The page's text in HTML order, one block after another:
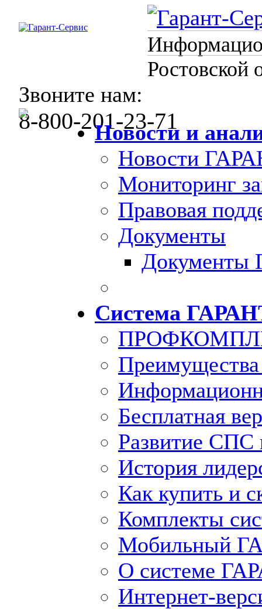
Ростовской
Звоните нам:
8-800-201-23-71
Новости и
Новости
Мониторинг
Правовая
Документы
Документы
Система
Бесплатная
Развитие СПС
История
Как купить и
Комплекты
Мобильный
О системе
Интернет-